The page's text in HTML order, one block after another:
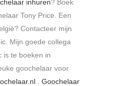
inhuren? Boek
Tony Price. Een
Contacteer mijn
Mijn goede collega
is te boeken in
goochelaar voor
Goochelaar